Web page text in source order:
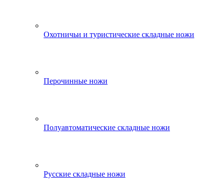
Охотничьи и туристические складные ножи
Перочинные ножи
Полуавтоматические складные ножи
Русские складные ножи